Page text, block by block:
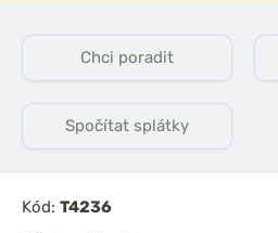
Chci poradit
Spočítat splátky
Kód: T4236